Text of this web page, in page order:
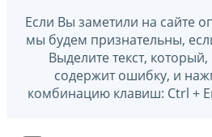
Если Вы заметили на сайте
мы будем признательны,
Выделите текст,
содержит ошибку, и
комбинацию клавиш: Ctrl +